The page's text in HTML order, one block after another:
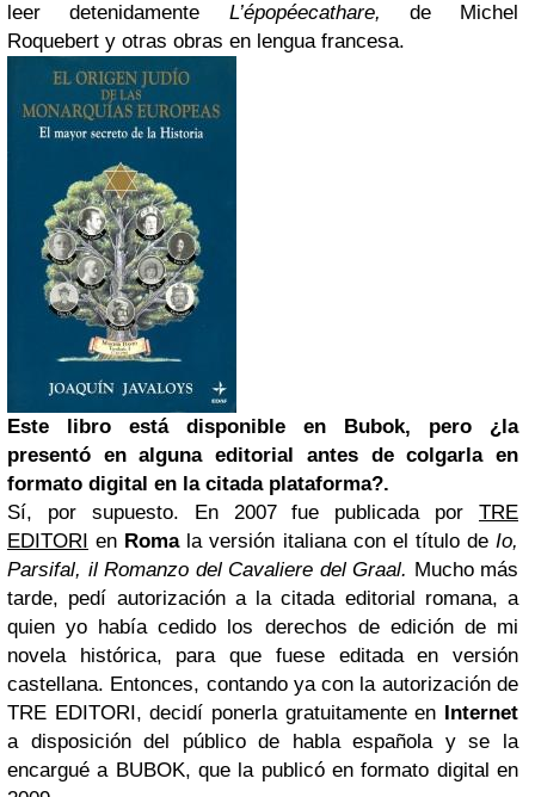
leer detenidamente L’épopéecathare, de Michel
Roquebert y otras obras en lengua francesa.
Este libro está disponible en Bubok, pero ¿la
presentó en alguna editorial antes de colgarla en
formato digital en la citada plataforma?.
Sí, por supuesto. En 2007 fue publicada por TRE
EDITORI en Romala versión italiana con el título deIo,
Parsifal, il Romanzo del Cavaliere del Graal. Mucho más
tarde, pedí autorización a la citada editorial romana, a
quien yo había cedido los derechos de edición de mi
novela histórica, para que fuese editada en versión
castellana. Entonces, contando ya con la autorización de
TRE EDITORI, decidí ponerla gratuitamente en Internet
a disposición del público de habla española y se la
encargué a BUBOK, que la publicó en formato digital en